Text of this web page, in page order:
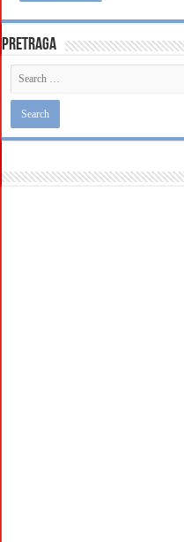
Pretraga